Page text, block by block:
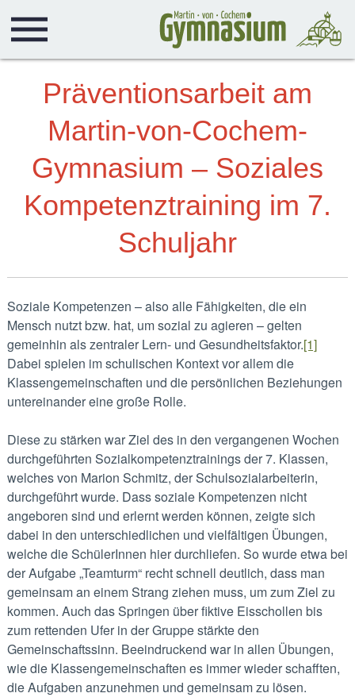
Präventionsarbeit am
Martin-von-Cochem-
Gymnasium – Soziales
Kompetenztraining im 7.
Schuljahr
Soziale Kompetenzen – also alle Fähigkeiten, die ein
Mensch nutzt bzw. hat, um sozial zu agieren – gelten
gemeinhin als zentraler Lern- und Gesundheitsfaktor.[1]
Dabei spielen im schulischen Kontext vor allem die
Klassengemeinschaften und die persönlichen Beziehungen
untereinander eine große Rolle.
Diese zu stärken war Ziel des in den vergangenen Wochen
durchgeführten Sozialkompetenztrainings der 7. Klassen,
welches von Marion Schmitz, der Schulsozialarbeiterin,
durchgeführt wurde. Dass soziale Kompetenzen nicht
angeboren sind und erlernt werden können, zeigte sich
dabei in den unterschiedlichen und vielfältigen Übungen,
welche die SchülerInnen hier durchliefen. So wurde etwa bei
der Aufgabe „Teamturm“ recht schnell deutlich, dass man
gemeinsam an einem Strang ziehen muss, um zum Ziel zu
kommen. Auch das Springen über fiktive Eisschollen bis
zum rettenden Ufer in der Gruppe stärkte den
Gemeinschaftssinn. Beeindruckend war in allen Übungen,
wie die Klassengemeinschaften es immer wieder schafften,
die Aufgaben anzunehmen und gemeinsam zu lösen.